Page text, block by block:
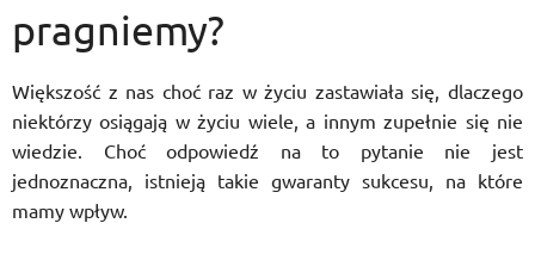
pragniemy?
Większość z nas choć raz w życiu zastawiała się, dlaczego
niektórzy osiągają w życiu wiele, a innym zupełnie się nie
wiedzie. Choć odpowiedź na to pytanie nie jest
jednoznaczna, istnieją takie gwaranty sukcesu, na które
mamy wpływ.